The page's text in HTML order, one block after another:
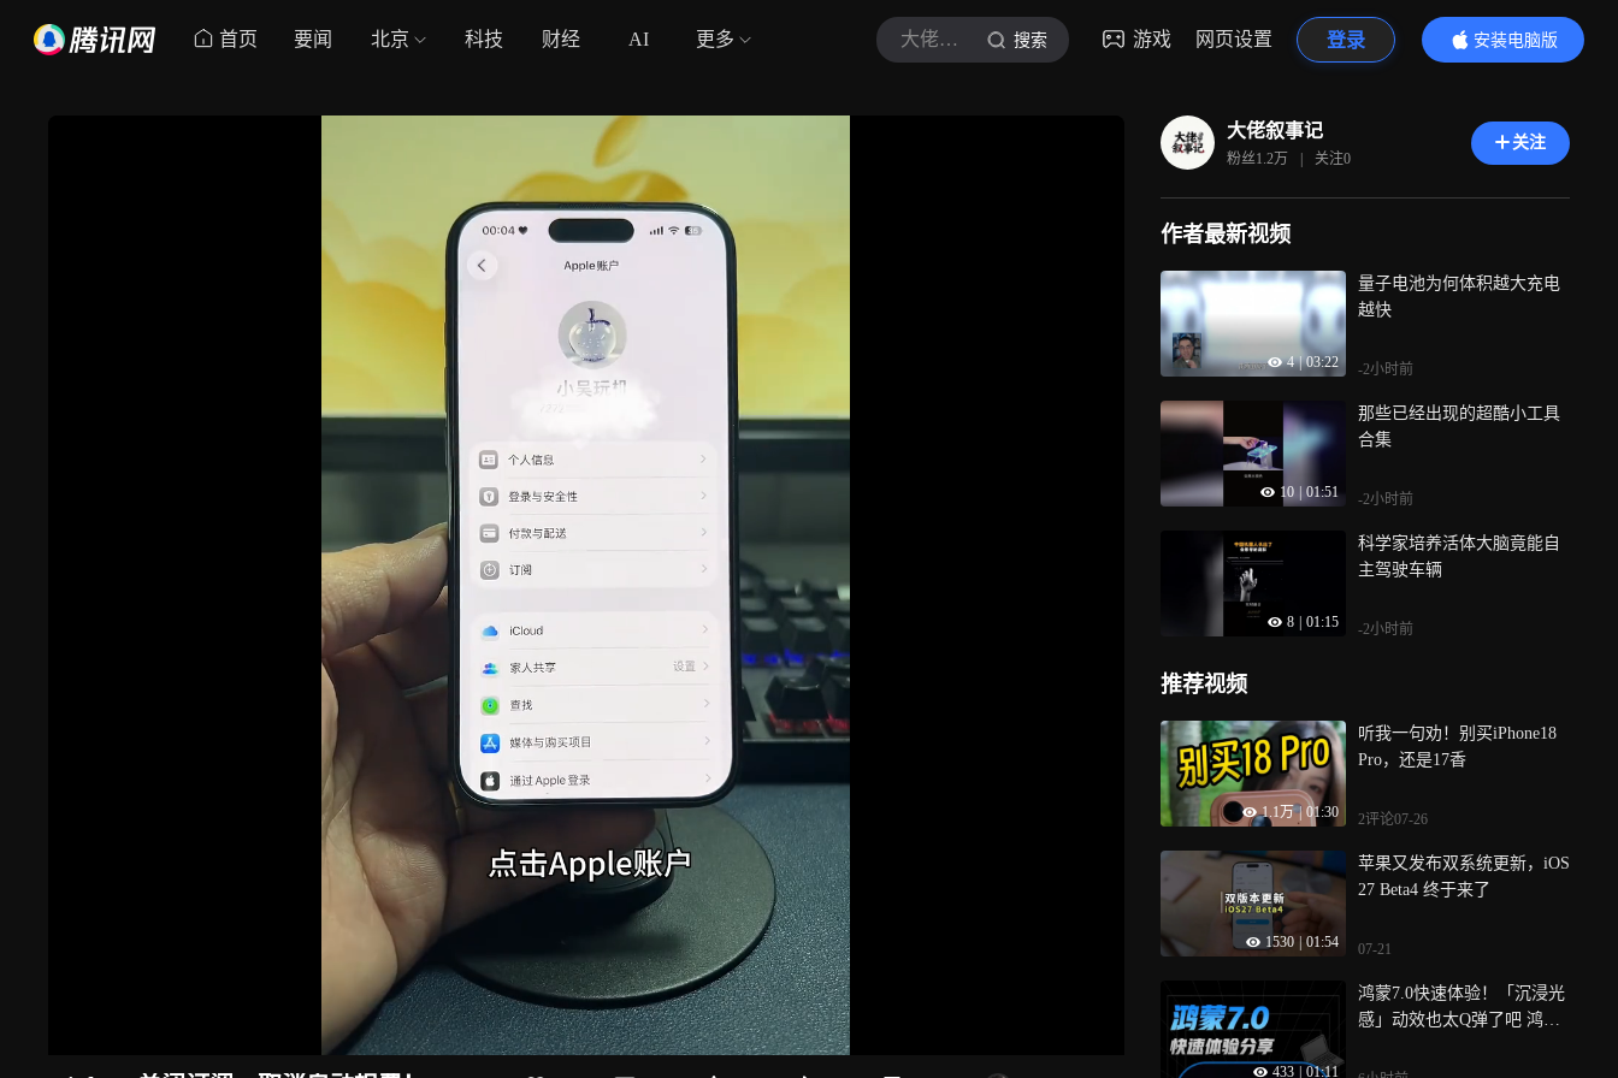
首页 要闻 北京 科技 财经 AI 更多 大佬叙事记 搜索 游戏 网页设置 登录
安装电脑版
内容更精彩
大佬叙事记
粉丝1.2万 | 关注0
关注
作者最新视频
4 | 03:22
量子电池为何体积越大充电
越快
-2小时前
10 01:51
那些已经出现的超酷小工具
合集
-2小时前
8 01:15
科学家培养活体大脑竟能自
主驾驶车辆
-2小时前
推荐视频
1.1万 | 01:30
听我一句劝！别买iPhone18
Pro，还是17香
2评论07-26
1530 01:54
苹果又发布双系统更新，iOS
27 Beta4 终于来了
07-21
433 01:11
鸿蒙7.0快速体验！「沉浸光
感」动效也太Q弹了吧 鸿蒙
间升级了鸿蒙7.0Beta版，下